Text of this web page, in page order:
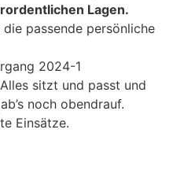
Lagen.
passende persönliche
2024-1
sitzt und passt und
noch obendrauf.
Einsätze.